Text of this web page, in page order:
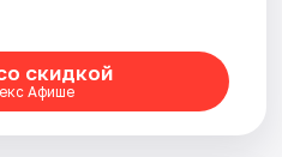
скидкой
Афише